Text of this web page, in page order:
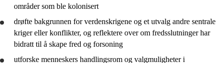
områder som ble kolonisert
drøfte bakgrunnen for verdenskrigene og et utvalg andre sentrale
kriger eller konflikter, og reflektere over om fredsslutninger har
bidratt til å skape fred og forsoning
utforske menneskers handlingsrom og valgmuligheter i